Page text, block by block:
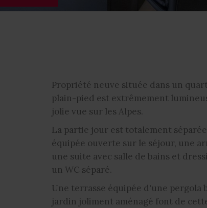
Propriété neuve située dans un
plain-pied est extrêmement
jolie vue sur les Alpes.
La partie jour est totalement
équipée ouverte sur le séjour, une
une suite avec salle de bains et
un WC séparé.
Une terrasse équipée d'une
jardin joliment aménagé font de